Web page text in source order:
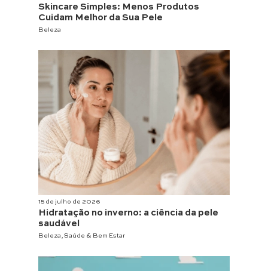
Skincare Simples: Menos Produtos
Cuidam Melhor da Sua Pele
Beleza
15 de julho de 2026
Hidratação no inverno: a ciência da pele
saudável
Beleza Saúde & Bem Estar